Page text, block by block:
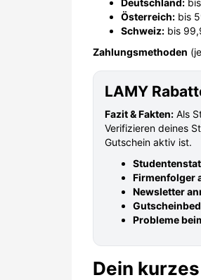
Österreich: bis
Schweiz: bis
Zahlungsmethoden
LAMY
Fazit & Fakten: Als
Verifizieren deines
Gutschein aktiv ist.
Firmenfolger
Newsletter
Probleme
Dein